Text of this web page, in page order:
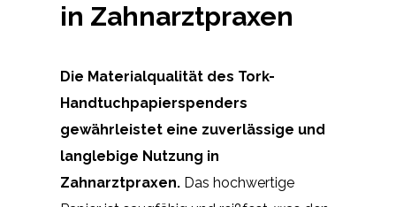
in Zahnarztpraxen
Die Materialqualität des Tork-
Handtuchpapierspenders
gewährleistet eine zuverlässige und
langlebige Nutzung in
Zahnarztpraxen. Das hochwertige